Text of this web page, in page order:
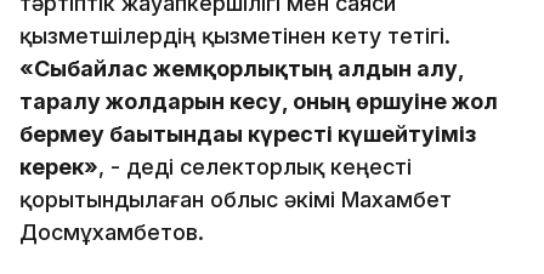
қызметшілердің қызметінен кету тетігі.
«Сыбайлас жемқорлықтың алдын алу,
таралу жолдарын кесу, оның өршуіне жол
бермеу бағытындағы күресті күшейтуіміз
керек», - деді селекторлық кеңесті
қорытындылаған облыс әкімі Махамбет
Досмұхамбетов.